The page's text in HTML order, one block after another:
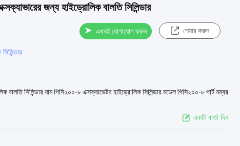
জন্য হাইড্রোলিক বালতি সিলিন্ডার
এখনই যোগাযোগ করুন শেয়ার করুন
নাম পিসি২০০-৮ এক্সক্যাভেটর হাইড্রোলিক সিলিন্ডার মডেল পিসি২০০-৮ পার্ট নম্বর
একটি বার্তা দিন